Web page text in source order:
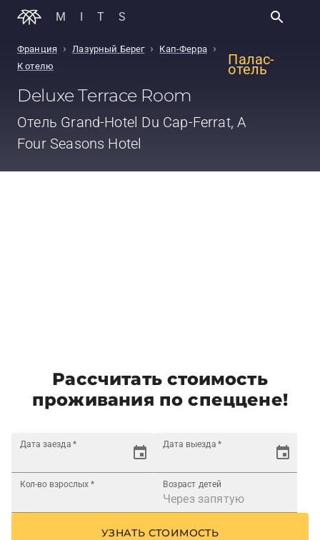
MITS
Палас-
отель
Франция › Лазурный Берег › Кап-Ферра ›
К отелю
Deluxe Terrace Room
Отель Grand-Hotel Du Cap-Ferrat, A
Four Seasons Hotel
Рассчитать стоимость
проживания по спеццене!
Дата заезда * Дата выезда *
Кол-во взрослых * Возраст детей
УЗНАТЬ СТОИМОСТЬ